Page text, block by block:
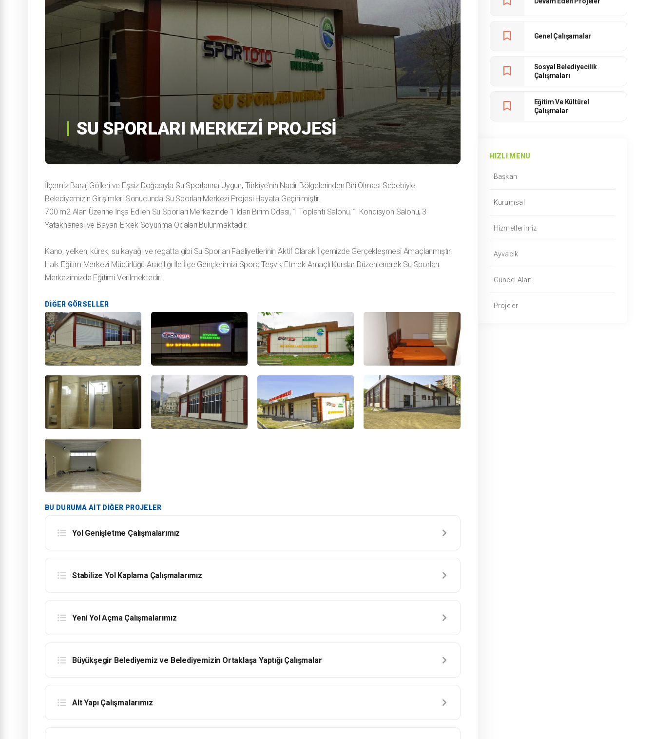
SU SPORLARI MERKEZI PROJESI
İlçemiz Baraj Gölleri ve Eşsiz Doğasıyla Su Sporlarına Uygun, Türkiye’nin Nadir Bölgelerinden Biri Olması Sebebiyle
Belediyemizin Girişimleri Sonucunda Su Sporları Merkezi Projesi Hayata Geçirilmiştir.
700 m2 Alan Üzerine İnşa Edilen Su Sporları Merkezinde 1 İdari Birim Odası, 1 Toplantı Salonu, 1 Kondisyon Salonu, 3
Yatakhanesi ve Bayan-Erkek Soyunma Odaları Bulunmaktadır.
Kano, yelken, kürek, su kayağı ve regatta gibi Su Sporları Faaliyetlerinin Aktif Olarak İlçemizde Gerçekleşmesi Amaçlanmıştır.
Halk Eğitim Merkezi Müdürlüğü Aracılığı İle İlçe Gençlerimizi Spora Teşvik Etmek Amaçlı Kurslar Düzenlenerek Su Sporları
Merkezimizde Eğitimi Verilmektedir.
DIĞER GÖRSELLER
BU DURUMA AIT DIĞER PROJELER
Yol Genişletme Çalışmalarımız
Stabilize Yol Kaplama Çalışmalarımız
Yeni Yol Açma Çalışmalarımız
Büyükşegir Belediyemiz ve Belediyemizin Ortaklaşa Yaptığı Çalışmalar
Alt Yapı Çalışmalarımız
Genel Çalışamalar
Sosyal Belediyecilik
Çalışmaları
Eğitim Ve Kültürel
Çalışmalar
HIZLI MENU
Başkan
Kurumsal
Hizmetlerimiz
Ayvacık
Güncel Alan
Projeler